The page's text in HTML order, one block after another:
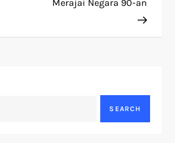
Merajai Negara 90-an
SEARCH